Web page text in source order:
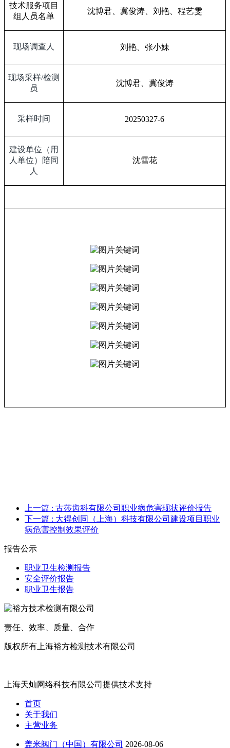
技术服务项目
组人员名单
沈博君、冀俊涛、刘艳、程艺雯
现场调查人 刘艳、张小妹
现场采样/检测
员
沈博君、冀俊涛
采样时间 20250327-6
建设单位（用
人单位）陪同
人
沈雪花
上一篇 : 古莎齿科有限公司职业病危害现状评价报告
下一篇 : 大得创同（上海）科技有限公司建设项目职业
病危害控制效果评价
报告公示
职业卫生检测报告
安全评价报告
职业卫生报告
责任、效率、质量、合作
版权所有上海裕方检测技术有限公司
上海天灿网络科技有限公司提供技术支持
首页
关于我们
主营业务
盖米阀门（中国）有限公司 2026-08-06